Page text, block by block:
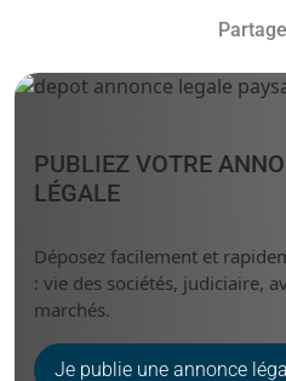
Partage
PUBLIEZ VOTRE
LÉGALE
Déposez facilement et
: vie des sociétés, judiciaire,
marchés.
Je publie une annonce